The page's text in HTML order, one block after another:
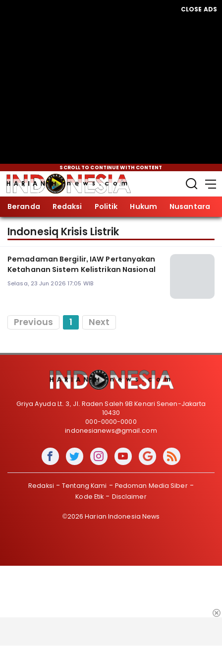
CLOSE ADS
SCROLL TO CONTINUE WITH CONTENT
Beranda Redaksi Politik Hukum Nusantara
Indonesiq Krisis Listrik
Pemadaman Bergilir, IAW Pertanyakan
Ketahanan Sistem Kelistrikan Nasional
Selasa, 23 Jun 2026 17:05 WIB
Previous 1 Next
Griya Ayuda Lt. 3, Jl. Raden Saleh 9B Kenari Senen-Jakarta
10430
000-0000-0000
indonesianews@gmail.com
Redaksi Tentang Kami
Pedoman Media Siber
Kode Etik
Disclaimer
©2026 Harian Indonesia News